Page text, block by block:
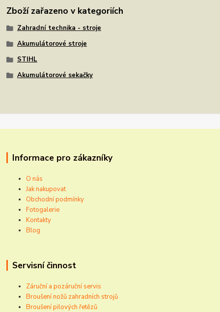
Zboží zařazeno v kategoriích
Zahradní technika - stroje
Akumulátorové stroje
STIHL
Akumulátorové sekačky
Informace pro zákazníky
O nás
Jak nakupovat
Obchodní podmínky
Fotogalerie
Kontakty
Blog
Servisní činnost
Záruční a pozáruční servis
Broušení nožů zahradních strojů
Broušení pilových řetězů